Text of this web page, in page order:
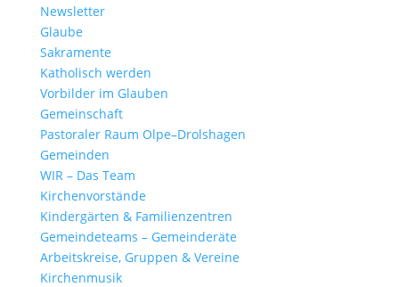
News­letter
Glaube
Sakra­mente
Katho­lisch werden
Vorbilder im Glauben
Gemein­schaft
Pasto­raler Raum Olpe–Drolshagen
Gemeinden
WIR – Das Team
Kirchen­vor­stände
Kinder­gärten & Familienzentren
Gemein­de­teams – Gemeinderäte
Arbeits­kreise, Gruppen & Vereine
Kirchen­musik